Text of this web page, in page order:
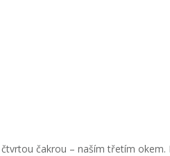
čakrou – naším třetím